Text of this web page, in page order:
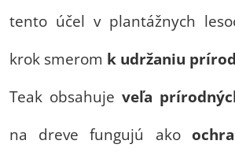
tento účel v plantážnych
krok smerom k udržaniu
Teak obsahuje veľa
na dreve fungujú ako